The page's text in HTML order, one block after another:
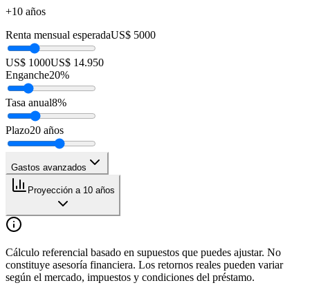
+10 años
Renta mensual esperadaUS$ 5000
US$ 1000US$ 14.950
Enganche20%
Tasa anual8%
Plazo20 años
Gastos avanzados
Proyección a 10 años
Cálculo referencial basado en supuestos que puedes ajustar. No
constituye asesoría financiera. Los retornos reales pueden variar
según el mercado, impuestos y condiciones del préstamo.